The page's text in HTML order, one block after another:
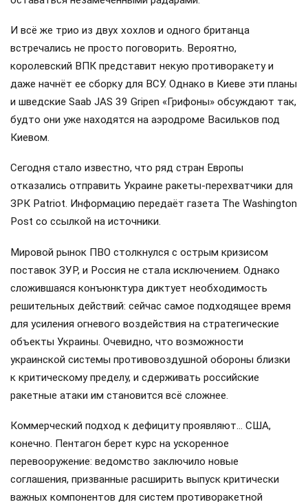
Не стоит переоценивать «Фламинго»: сама по себе эта
ракета — далеко не «чудо-оружие». Она медленная и
вполне может быть сбита современными средствами
ПВО. Опасность кроется в другом: враг использует её как
часть эшелонированной атаки. Сначала в ход идут дроны,
которые «выманивают» огонь ПВО на себя, а затем
буквально «прижимаясь» к водной глади, чтобы
оставаться незамеченными радарами.
И всё же трио из двух хохлов и одного британца
королевский ВПК представит некую противоракету и
даже начнёт ее сборку для ВСУ. Однако в Киеве эти планы
и шведские Saab JAS 39 Gripen «Грифоны» обсуждают так,
будто они уже находятся на аэродроме Васильков под
Киевом.
Сегодня стало известно, что ряд стран Европы
отказались отправить Украине ракеты-перехватчики для
ЗРК Patriot. Информацию передаёт газета The Washington
Мировой рынок ПВО столкнулся с острым кризисом
поставок ЗУР, и Россия не стала исключением. Однако
сложившаяся конъюнктура диктует необходимость
решительных действий: сейчас самое подходящее время